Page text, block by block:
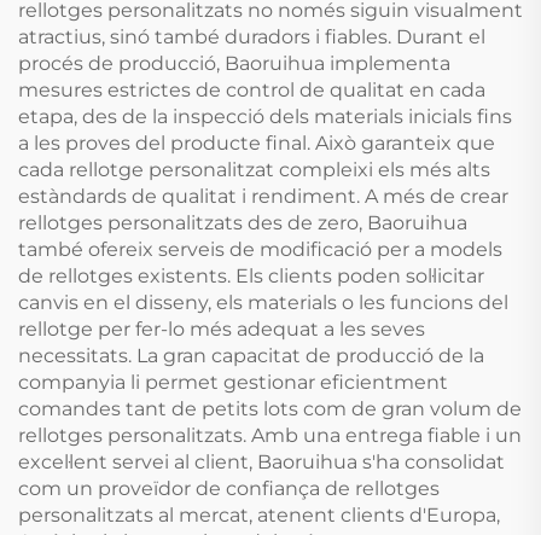
rellotges personalitzats no només siguin visualment
atractius, sinó també duradors i fiables. Durant el
procés de producció, Baoruihua implementa
mesures estrictes de control de qualitat en cada
etapa, des de la inspecció dels materials inicials fins
a les proves del producte final. Això garanteix que
cada rellotge personalitzat compleixi els més alts
estàndards de qualitat i rendiment. A més de crear
rellotges personalitzats des de zero, Baoruihua
també ofereix serveis de modificació per a models
de rellotges existents. Els clients poden sol·licitar
canvis en el disseny, els materials o les funcions del
rellotge per fer-lo més adequat a les seves
necessitats. La gran capacitat de producció de la
companyia li permet gestionar eficientment
comandes tant de petits lots com de gran volum de
rellotges personalitzats. Amb una entrega fiable i un
excel·lent servei al client, Baoruihua s'ha consolidat
com un proveïdor de confiança de rellotges
personalitzats al mercat, atenent clients d'Europa,